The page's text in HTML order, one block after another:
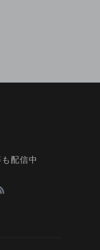
配信中